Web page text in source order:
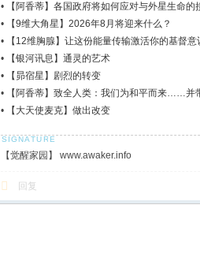
•
【阿香蒂】各国政府将如何应对与外星生命的
•
【9维大角星】2026年8月将迎来什么？
•
【12维胸腺】让这份能量传输激活你的基督意
•
【银河讯息】通灵的艺术
•
【昴宿星】剧烈的转变
•
【阿香蒂】致全人类：我们为和平而来……并
•
【大天使麦克】做出改变
【觉醒家园】 www.awaker.info
回复